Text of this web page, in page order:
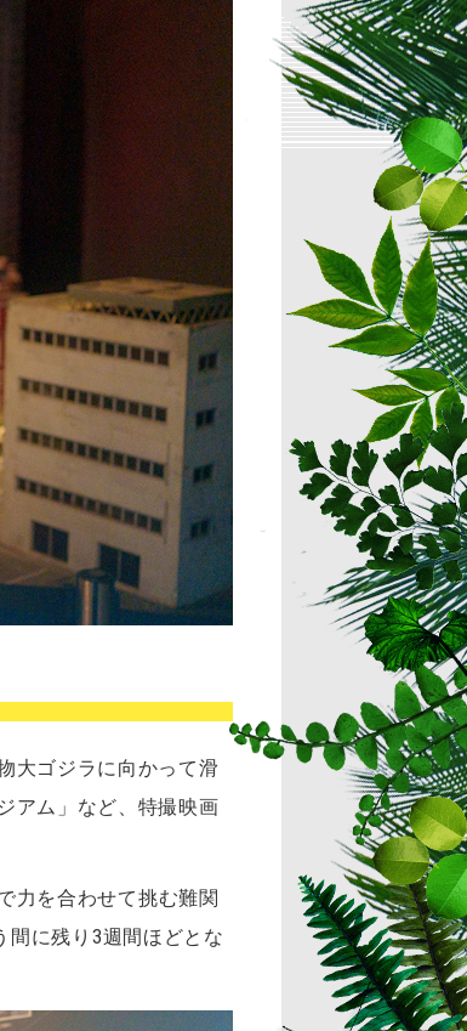
大ゴジラに向かって滑
アム」など、特撮映画
力を合わせて挑む難関
間に残り3週間ほどとな